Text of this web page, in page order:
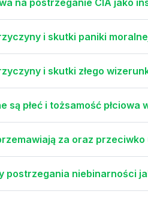
i skutki paniki
i skutki złego
są płeć i tożsamość płciowa
za oraz przeciwko
postrzegania niebinarności